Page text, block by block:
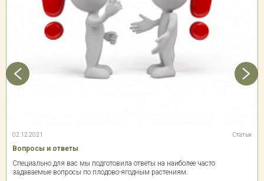
02.12.2021 Статьи
Вопросы и ответы
Специально для вас мы подготовила ответы на наиболее часто
задаваемые вопросы по плодово-ягодным растениям.